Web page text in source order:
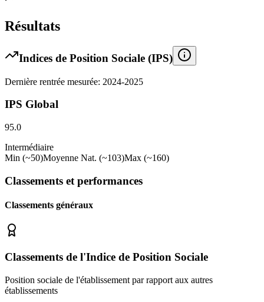
Résultats
Indices de Position Sociale (IPS)
Dernière rentrée mesurée: 2024-2025
IPS Global
95.0
Intermédiaire
Min (~50)Moyenne Nat. (~103)Max (~160)
Classements et performances
Classements généraux
Classements de l'Indice de Position Sociale
Position sociale de l'établissement par rapport aux autres
établissements